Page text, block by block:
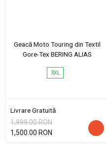
Geacă Moto Touring din Textil
Gore-Tex BERING ALIAS
3XL
Livrare Gratuită
1,999.00 RON
1,500.00 RON